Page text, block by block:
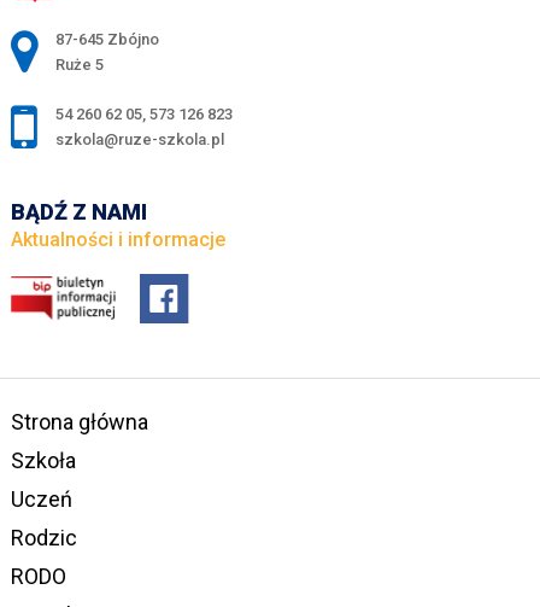
Adres pocztowy:
87-645 Zbójno
Ruże 5
54 260 62 05, 573 126 823
szkola@ruze-szkola.pl
BĄDŹ Z NAMI
Aktualności i informacje
Strona główna
Szkoła
Uczeń
Rodzic
RODO